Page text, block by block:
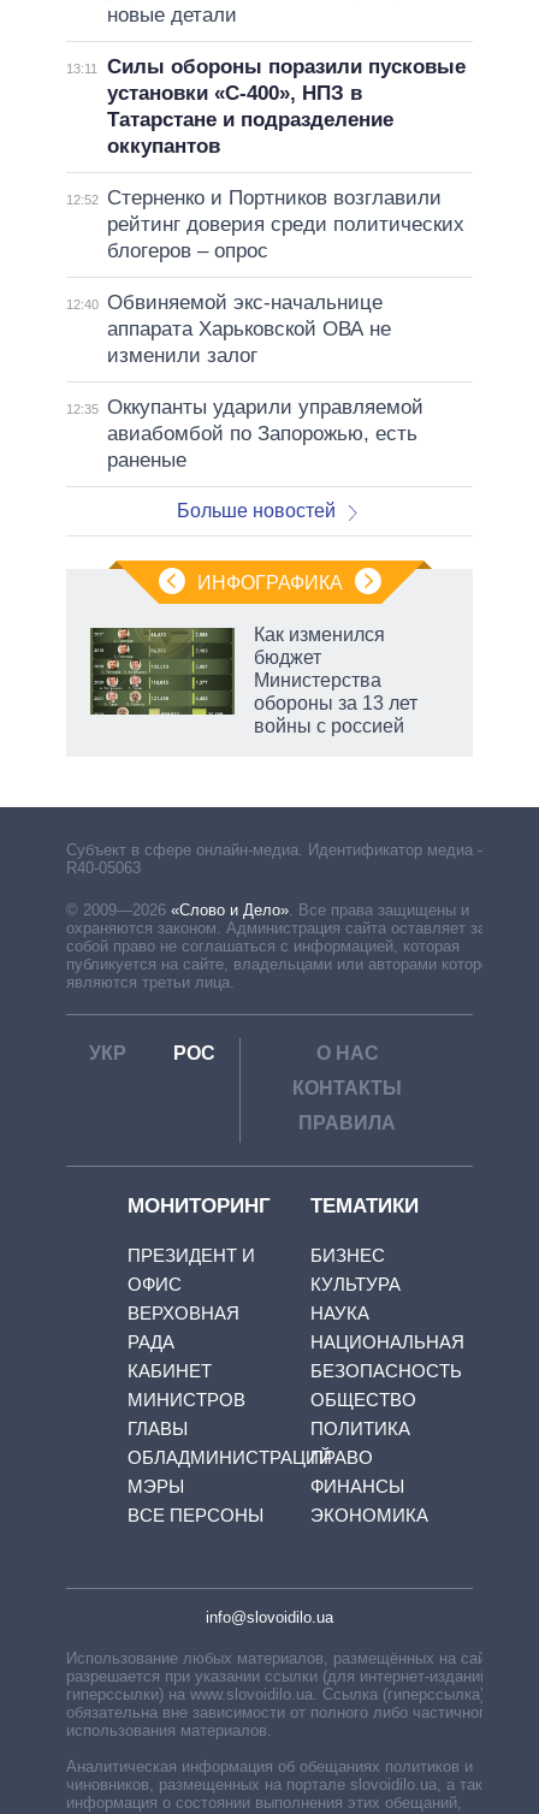
новые детали
13:11
Силы обороны поразили пусковые
установки «С-400», НПЗ в
Татарстане и подразделение
оккупантов
12:52
Стерненко и Портников возглавили
рейтинг доверия среди политических
блогеров – опрос
12:40 Обвиняемой экс-начальнице
аппарата Харьковской ОВА не
изменили залог
12:35 Оккупанты ударили управляемой
авиабомбой по Запорожью, есть
раненые
Больше новостей
ИНФОГРАФИКА
Как изменился
бюджет
Министерства
обороны за 13 лет
войны с россией
Субъект в сфере онлайн-медиа. Идентификатор медиа –
R40-05063
© 2009—2026 «Слово и Дело» Все права защищены и
охраняются законом. Администрация сайта оставляет за
собой право не соглашаться с информацией, которая
публикуется на сайте, владельцами или авторами которой
являются третьи лица.
УКР РОС
О НАС
КОНТАКТЫ
ПРАВИЛА
МОНИТОРИНГ
ПРЕЗИДЕНТ И
ОФИС
ВЕРХОВНАЯ
РАДА
КАБИНЕТ
МИНИСТРОВ
ГЛАВЫ
ОБЛАДМИНИСТРАЦИЙ
МЭРЫ
ВСЕ ПЕРСОНЫ
ТЕМАТИКИ
БИЗНЕС
КУЛЬТУРА
НАУКА
НАЦИОНАЛЬНАЯ
БЕЗОПАСНОСТЬ
ОБЩЕСТВО
ПОЛИТИКА
ПРАВО
ФИНАНСЫ
ЭКОНОМИКА
info@slovoidilo.ua
Использование любых материалов, размещённых на сайте,
разрешается при указании ссылки (для интернет-изданий —
гиперссылки) на www.slovoidilo.ua. Ссылка (гиперссылка)
обязательна вне зависимости от полного либо частичного
использования материалов.
Аналитическая информация об обещаниях политиков и
чиновников, размещенных на портале slovoidilo.ua, а также
информация о состоянии выполнения этих обещаний,